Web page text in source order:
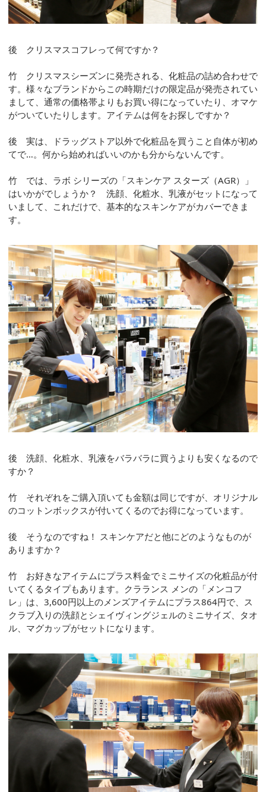
後 クリスマスコフレって何ですか？
竹 クリスマスシーズンに発売される、化粧品の詰め合わせで
す。様々なブランドからこの時期だけの限定品が発売されてい
まして、通常の価格帯よりもお買い得になっていたり、オマケ
がついていたりします。アイテムは何をお探しですか？
後 実は、ドラッグストア以外で化粧品を買うこと自体が初め
てで…。何から始めればいいのかも分からないんです。
竹 では、ラボ シリーズの「スキンケア スターズ（AGR）」
はいかがでしょうか？ 洗顔、化粧水、乳液がセットになって
いまして、これだけで、基本的なスキンケアがカバーできま
す。
後 洗顔、化粧水、乳液をバラバラに買うよりも安くなるので
すか？
竹 それぞれをご購入頂いても金額は同じですが、オリジナル
のコットンボックスが付いてくるのでお得になっています。
後 そうなのですね！ スキンケアだと他にどのようなものが
ありますか？
竹 お好きなアイテムにプラス料金でミニサイズの化粧品が付
いてくるタイプもあります。クラランス メンの「メンコフ
レ」は、3,600円以上のメンズアイテムにプラス864円で、ス
クラブ入りの洗顔とシェイヴィングジェルのミニサイズ、タオ
ル、マグカップがセットになります。